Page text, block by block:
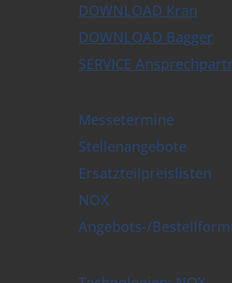
DOWNLOAD Kran
DOWNLOAD Bagger
SERVICE
Messetermine
Stellenangebote
Ersatzteilpreislisten
NOX
Angebots-/